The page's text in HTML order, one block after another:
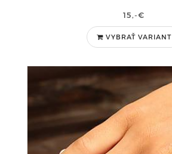
15,-€
VYBRAŤ VARIANT